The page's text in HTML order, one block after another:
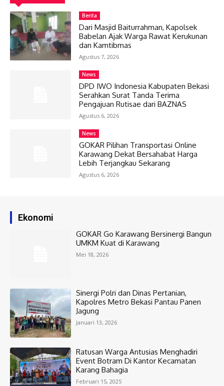
Berita
Dari Masjid Baiturrahman, Kapolsek
Babelan Ajak Warga Rawat Kerukunan
dan Kamtibmas
Agustus 7, 2026
News
DPD IWO Indonesia Kabupaten Bekasi
Serahkan Surat Tanda Terima
Pengajuan Rutisae dari BAZNAS
Agustus 6, 2026
News
GOKAR Pilihan Transportasi Online
Karawang Dekat Bersahabat Harga
Lebih Terjangkau Sekarang
Agustus 6, 2026
Ekonomi
GOKAR Go Karawang Bersinergi Bangun
UMKM Kuat di Karawang
Mei 18, 2026
Sinergi Polri dan Dinas Pertanian,
Kapolres Metro Bekasi Pantau Panen
Jagung
Januari 13, 2026
Ratusan Warga Antusias Menghadiri
Event Botram Di Kantor Kecamatan
Karang Bahagia
Februari 15, 2025